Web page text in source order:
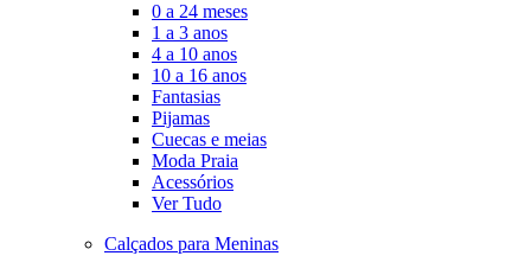
0 a 24 meses
1 a 3 anos
4 a 10 anos
10 a 16 anos
Fantasias
Pijamas
Cuecas e meias
Moda Praia
Acessórios
Ver Tudo
Calçados para Meninas